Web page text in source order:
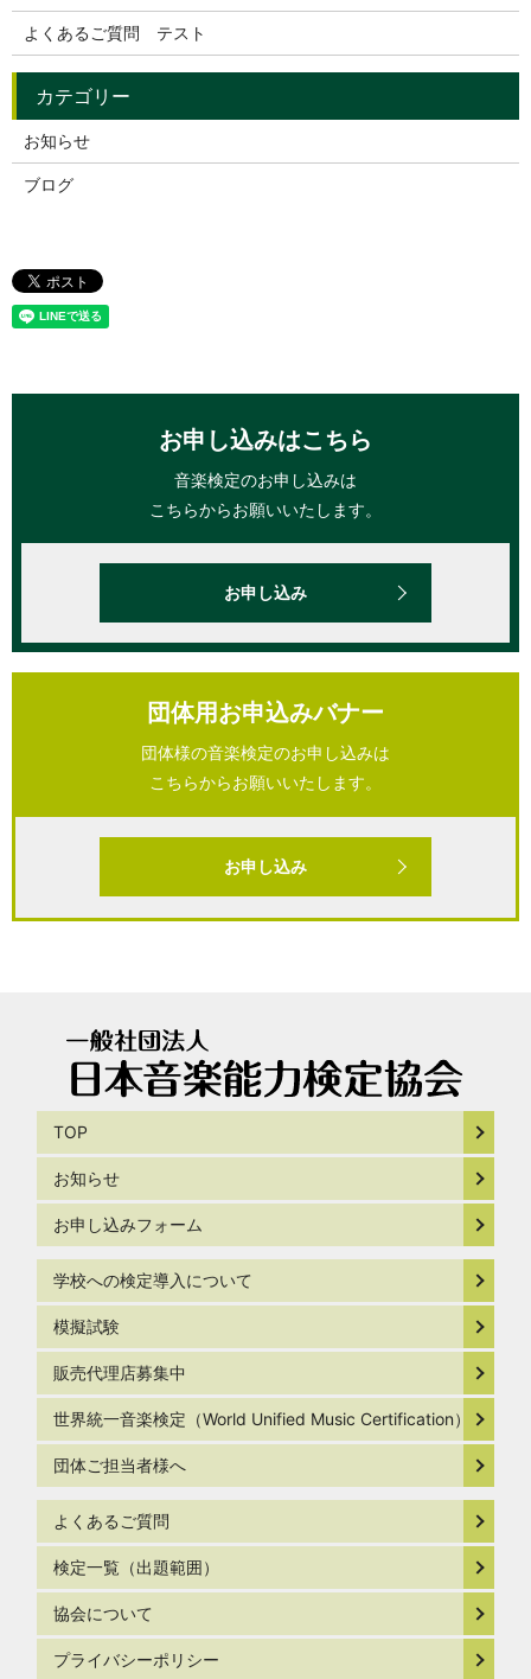
よくあるご質問 テスト
お知らせ
ブログ
お申し込みはこちら
音楽検定のお申し込みは
こちらからお願いいたします。
お申し込み
団体用お申込みバナー
団体様の音楽検定のお申し込みは
こちらからお願いいたします。
お申し込み
TOP
お知らせ
お申し込みフォーム
学校への検定導入について
模擬試験
販売代理店募集中
世界統一音楽検定（World Unified Music Certification）
団体ご担当者様へ
よくあるご質問
検定一覧（出題範囲）
協会について
プライバシーポリシー